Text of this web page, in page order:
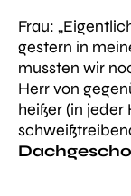
Frau:
gestern in
mussten wir
Herr von
heißer (in jeder